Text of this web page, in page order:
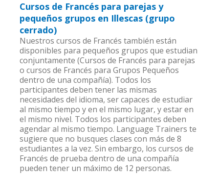
Cursos de Francés para parejas y
pequeños grupos en Illescas (grupo
cerrado)
Nuestros cursos de Francés también están
disponibles para pequeños grupos que estudian
conjuntamente (Cursos de Francés para parejas
o cursos de Francés para Grupos Pequeños
dentro de una compañía). Todos los
participantes deben tener las mismas
necesidades del idioma, ser capaces de estudiar
al mismo tiempo y en el mismo lugar, y estar en
el mismo nivel. Todos los participantes deben
agendar al mismo tiempo. Language Trainers te
sugiere que no busques clases con más de 8
estudiantes a la vez. Sin embargo, los cursos de
Francés de prueba dentro de una compañía
pueden tener un máximo de 12 personas.